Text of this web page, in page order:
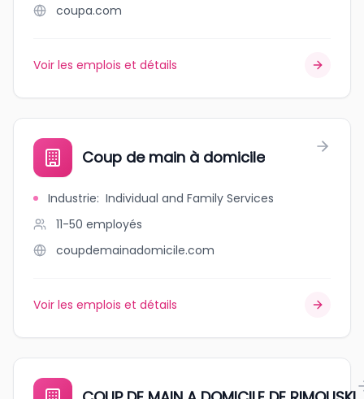
coupa.com
Voir les emplois et détails
Coup de main à domicile
Industrie: Individual and Family Services
11-50 employés
coupdemainadomicile.com
Voir les emplois et détails